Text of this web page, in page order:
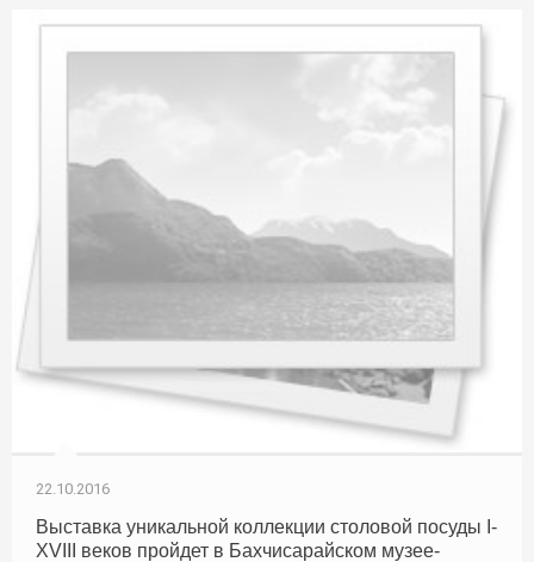
22.10.2016
Выставка уникальной коллекции столовой посуды I-
XVIII веков пройдет в Бахчисарайском музее-